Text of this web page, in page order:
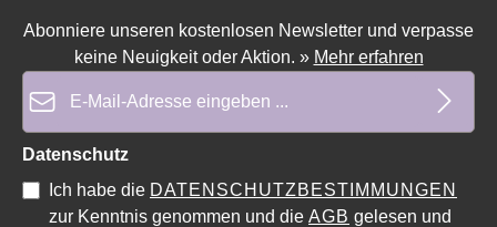
Abonniere unseren kostenlosen Newsletter und verpasse
keine Neuigkeit oder Aktion. » Mehr erfahren
Datenschutz
Ich habe die DATENSCHUTZBESTIMMUNGEN
zur Kenntnis genommen und die AGB gelesen und